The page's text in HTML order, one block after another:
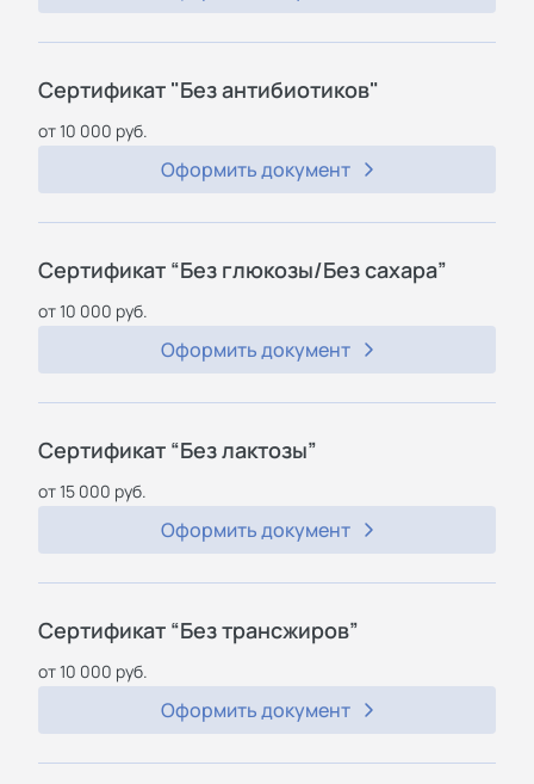
Сертификат "Без антибиотиков"
от 10 000 руб.
Оформить документ
Сертификат “Без глюкозы/Без сахара”
от 10 000 руб.
Оформить документ
Сертификат “Без лактозы”
от 15 000 руб.
Оформить документ
Сертификат “Без трансжиров”
от 10 000 руб.
Оформить документ